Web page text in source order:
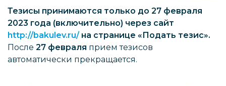
Тезисы принимаются только до 27 февраля
2023 года (включительно) через сайт
http://bakulev.ru/ на странице «Подать тезис».
После 27 февраля прием тезисов
автоматически прекращается.